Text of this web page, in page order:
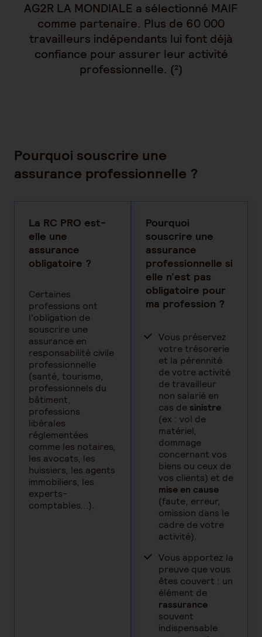
AG2R LA MONDIALE a sélectionné MAIF
comme partenaire. Plus de 60 000
travailleurs indépendants lui font déjà
confiance pour assurer leur activité
professionnelle. (²)
Pourquoi souscrire une
assurance professionnelle ?
La RC PRO est-
elle une
assurance
obligatoire ?
Certaines
professions ont
l'obligation de
souscrire une
assurance en
responsabilité civile
professionnelle
(santé, tourisme,
professionnels du
bâtiment,
professions
libérales
réglementées
comme les notaires,
les avocats, les
huissiers, les agents
immobiliers, les
experts-
comptables...).
Pourquoi
souscrire une
assurance
professionnelle si
elle n’est pas
obligatoire pour
ma profession ?
Vous préservez
votre trésorerie
et la pérennité
de votre activité
de travailleur
non salarié en
cas de sinistre
(ex : vol de
matériel,
dommage
concernant vos
biens ou ceux de
vos clients) et de
mise en cause
(faute, erreur,
omission dans le
cadre de votre
activité).
Vous apportez la
preuve que vous
êtes couvert : un
élément de
rassurance
souvent
indispensable